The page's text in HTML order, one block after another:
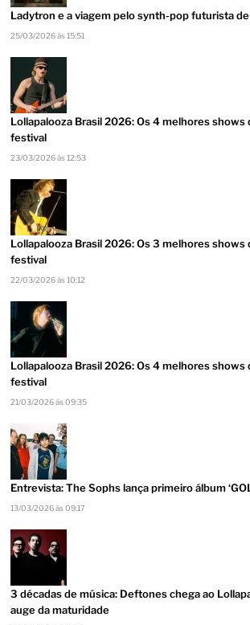
Ladytron e a viagem pelo synth-pop futurista de
25/03/2026 às 15:51
Lollapalooza Brasil 2026: Os 4 melhores shows
festival
23/03/2026 às 12:53
Lollapalooza Brasil 2026: Os 3 melhores shows
festival
22/03/2026 às 10:12
Lollapalooza Brasil 2026: Os 4 melhores shows
festival
21/03/2026 às 09:35
Entrevista: The Sophs lança primeiro álbum
13/03/2026 às 09:17
3 décadas de música: Deftones chega ao
auge da maturidade